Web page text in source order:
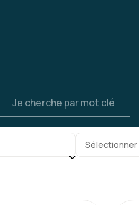
Je cherche par mot clé
TagSélectionner